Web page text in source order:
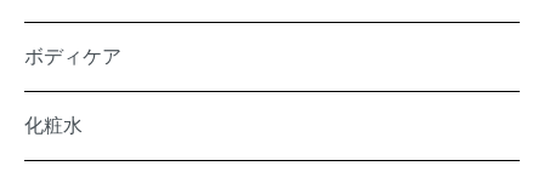
ボディケア
化粧水